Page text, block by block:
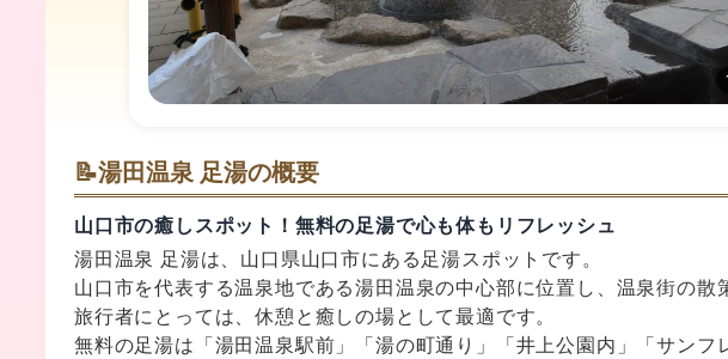
📝湯田温泉 足湯の概要
山口市の癒しスポット！無料の足湯で心も体もリフレッシュ
湯田温泉 足湯は、山口県山口市にある足湯スポットです。
山口市を代表する温泉地である湯田温泉の中心部に位置し、温泉街の散
旅行者にとっては、休憩と癒しの場として最適です。
無料の足湯は「湯田温泉駅前」「湯の町通り」「井上公園内」「サンフ